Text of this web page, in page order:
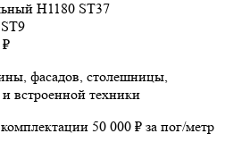
₽
фасадов, столешницы,
встроенной техники
50 000 ₽ за пог/метр